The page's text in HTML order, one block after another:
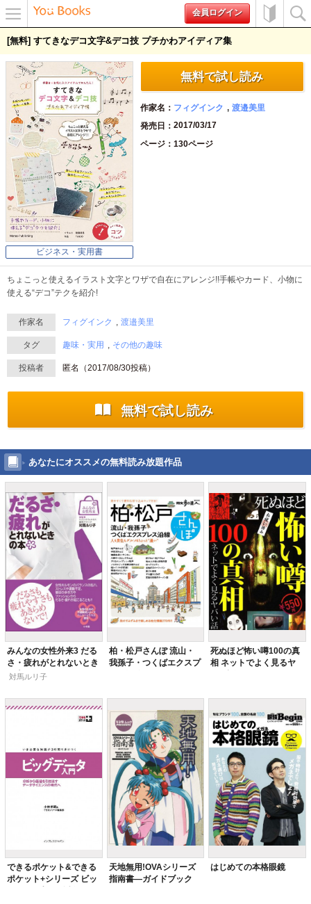
ー
会員ログイン
[無料] すてきなデコ文字&デコ技 プチかわアイディア集
ビジネス・実用書
無料で試し読み
作家名 フィグインク
渡邉美里
発売日
2017/03/17
ページ
130ページ
ちょこっと使えるイラスト文字とワザで自在にアレンジ!!手帳やカード、小物に
使える“デコ”テクを紹介!
作家名 フィグインク 渡邉美里
タグ 趣味・実用 その他の趣味
投稿者 匿名（2017/08/30投稿）
無料で試し読み
あなたにオススメの無料読み放題作品
みんなの女性外来3 だる
さ・疲れがとれないとき
の本
対馬ルリ子
柏・松戸さんぽ 流山・
我孫子・つくばエクスプ
死ぬほど怖い噂100の真
相 ネットでよく見るヤ
できるポケット&できる
ポケット+シリーズ ビッ
天地無用!OVAシリーズ
指南書―ガイドブック
はじめての本格眼鏡